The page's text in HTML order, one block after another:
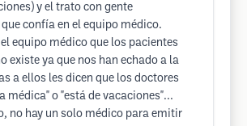
y el trato con gente
confía en el equipo médico.
el equipo médico que los pacientes
existe ya que nos han echado a la
a ellos les dicen que los doctores
médica" o "está de vacaciones"...
no hay un solo médico para emitir